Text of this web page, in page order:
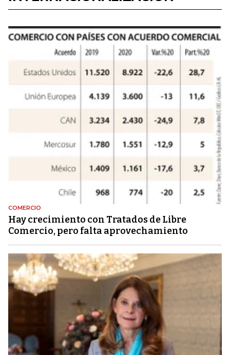
COMERCIO
Hay crecimiento con Tratados de Libre
Comercio, pero falta aprovechamiento